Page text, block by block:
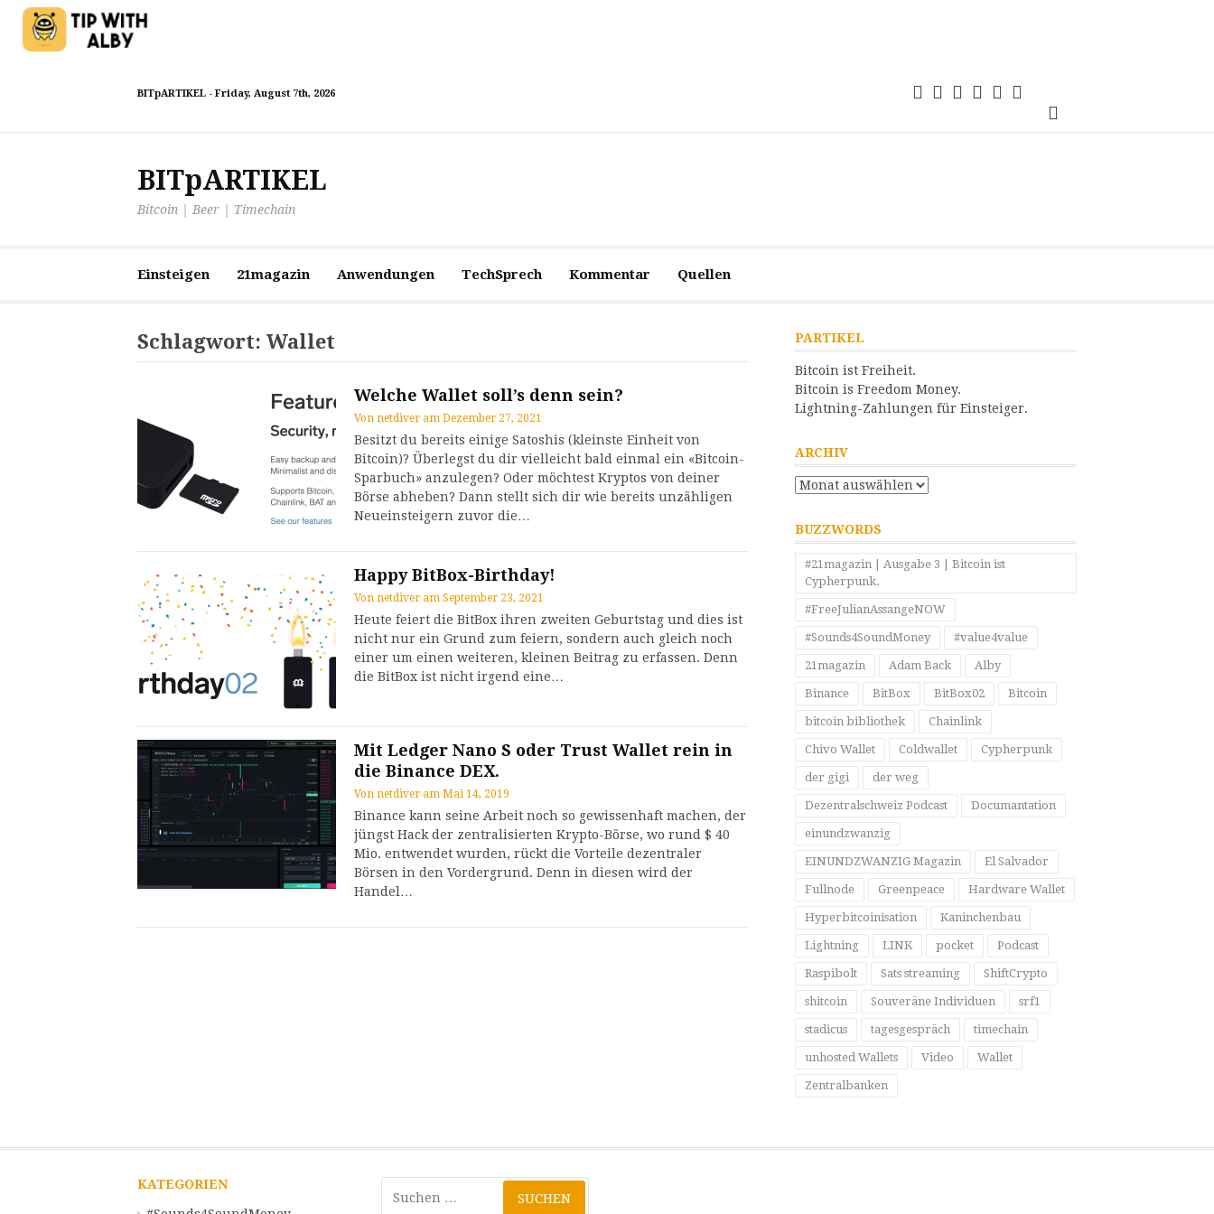
BITpARTIKEL - Friday, August 7th, 2026 Einsteigen
21magazin
Anwendungen
TechSprech
Kommentar
BITpARTIKEL
Bitcoin | Beer | Timechain
Einsteigen 21magazin Anwendungen TechSprech Kommentar Quellen
Schlagwort: Wallet
Welche Wallet soll’s denn sein?
Von netdiver am Dezember 27, 2021
Besitzt du bereits einige Satoshis (kleinste Einheit von
Bitcoin)? Überlegst du dir vielleicht bald einmal ein «Bitcoin-
Sparbuch» anzulegen? Oder möchtest Kryptos von deiner
Börse abheben? Dann stellt sich dir wie bereits unzähligen
Neueinsteigern zuvor die…
Happy BitBox-Birthday!
Von netdiver am September 23, 2021
Heute feiert die BitBox ihren zweiten Geburtstag und dies ist
nicht nur ein Grund zum feiern, sondern auch gleich noch
einer um einen weiteren, kleinen Beitrag zu erfassen. Denn
die BitBox ist nicht irgend eine…
Mit Ledger Nano S oder Trust Wallet rein in
die Binance DEX.
Von netdiver am Mai 14, 2019
Binance kann seine Arbeit noch so gewissenhaft machen, der
jüngst Hack der zentralisierten Krypto-Börse, wo rund $ 40
Mio. entwendet wurden, rückt die Vorteile dezentraler
Börsen in den Vordergrund. Denn in diesen wird der
Handel…
PARTIKEL
Bitcoin ist Freiheit.
Bitcoin is Freedom Money.
Lightning-Zahlungen für Einsteiger.
ARCHIV
Archiv
BUZZWORDS
#21magazin | Ausgabe 3 | Bitcoin ist
Cypherpunk.
#FreeJulianAssangeNOW
#Sounds4SoundMoney #value4value
21magazin Adam Back Alby
Binance BitBox BitBox02 Bitcoin
bitcoin bibliothek Chainlink
Chivo Wallet Coldwallet Cypherpunk
der gigi der weg
Dezentralschweiz Podcast Documantation
einundzwanzig
EINUNDZWANZIG Magazin El Salvador
Fullnode Greenpeace Hardware Wallet
Hyperbitcoinisation Kaninchenbau
Lightning LINK pocket Podcast
Raspibolt Sats streaming ShiftCrypto
shitcoin Souveräne Individuen srf1
stadicus tagesgespräch timechain
unhosted Wallets Video Wallet
Zentralbanken
KATEGORIEN
nach: